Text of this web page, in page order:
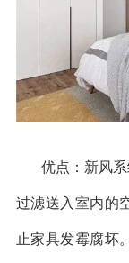
优点：新风
过滤送入室内的
止家具发霉腐坏